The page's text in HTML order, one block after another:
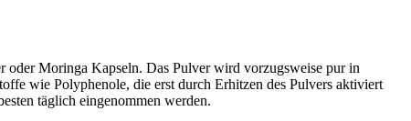
oder Moringa Kapseln. Das Pulver wird vorzugsweise pur in
wie Polyphenole, die erst durch Erhitzen des Pulvers aktiviert
täglich eingenommen werden.